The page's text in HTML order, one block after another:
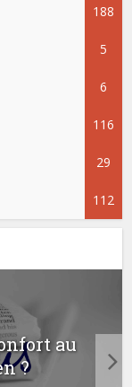
188
5
6
116
29
112
au
?